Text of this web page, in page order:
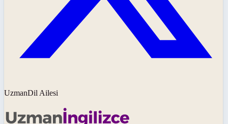
UzmanDil Ailesi